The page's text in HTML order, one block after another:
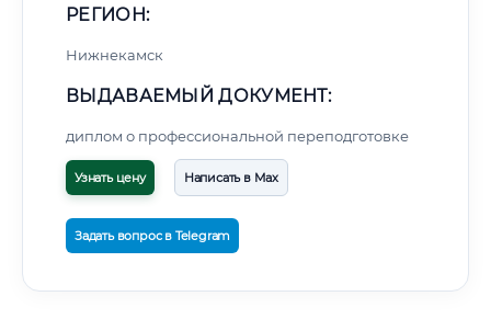
РЕГИОН:
Нижнекамск
ВЫДАВАЕМЫЙ ДОКУМЕНТ:
диплом о профессиональной переподготовке
Узнать цену Написать в Max
Задать вопрос в Telegram